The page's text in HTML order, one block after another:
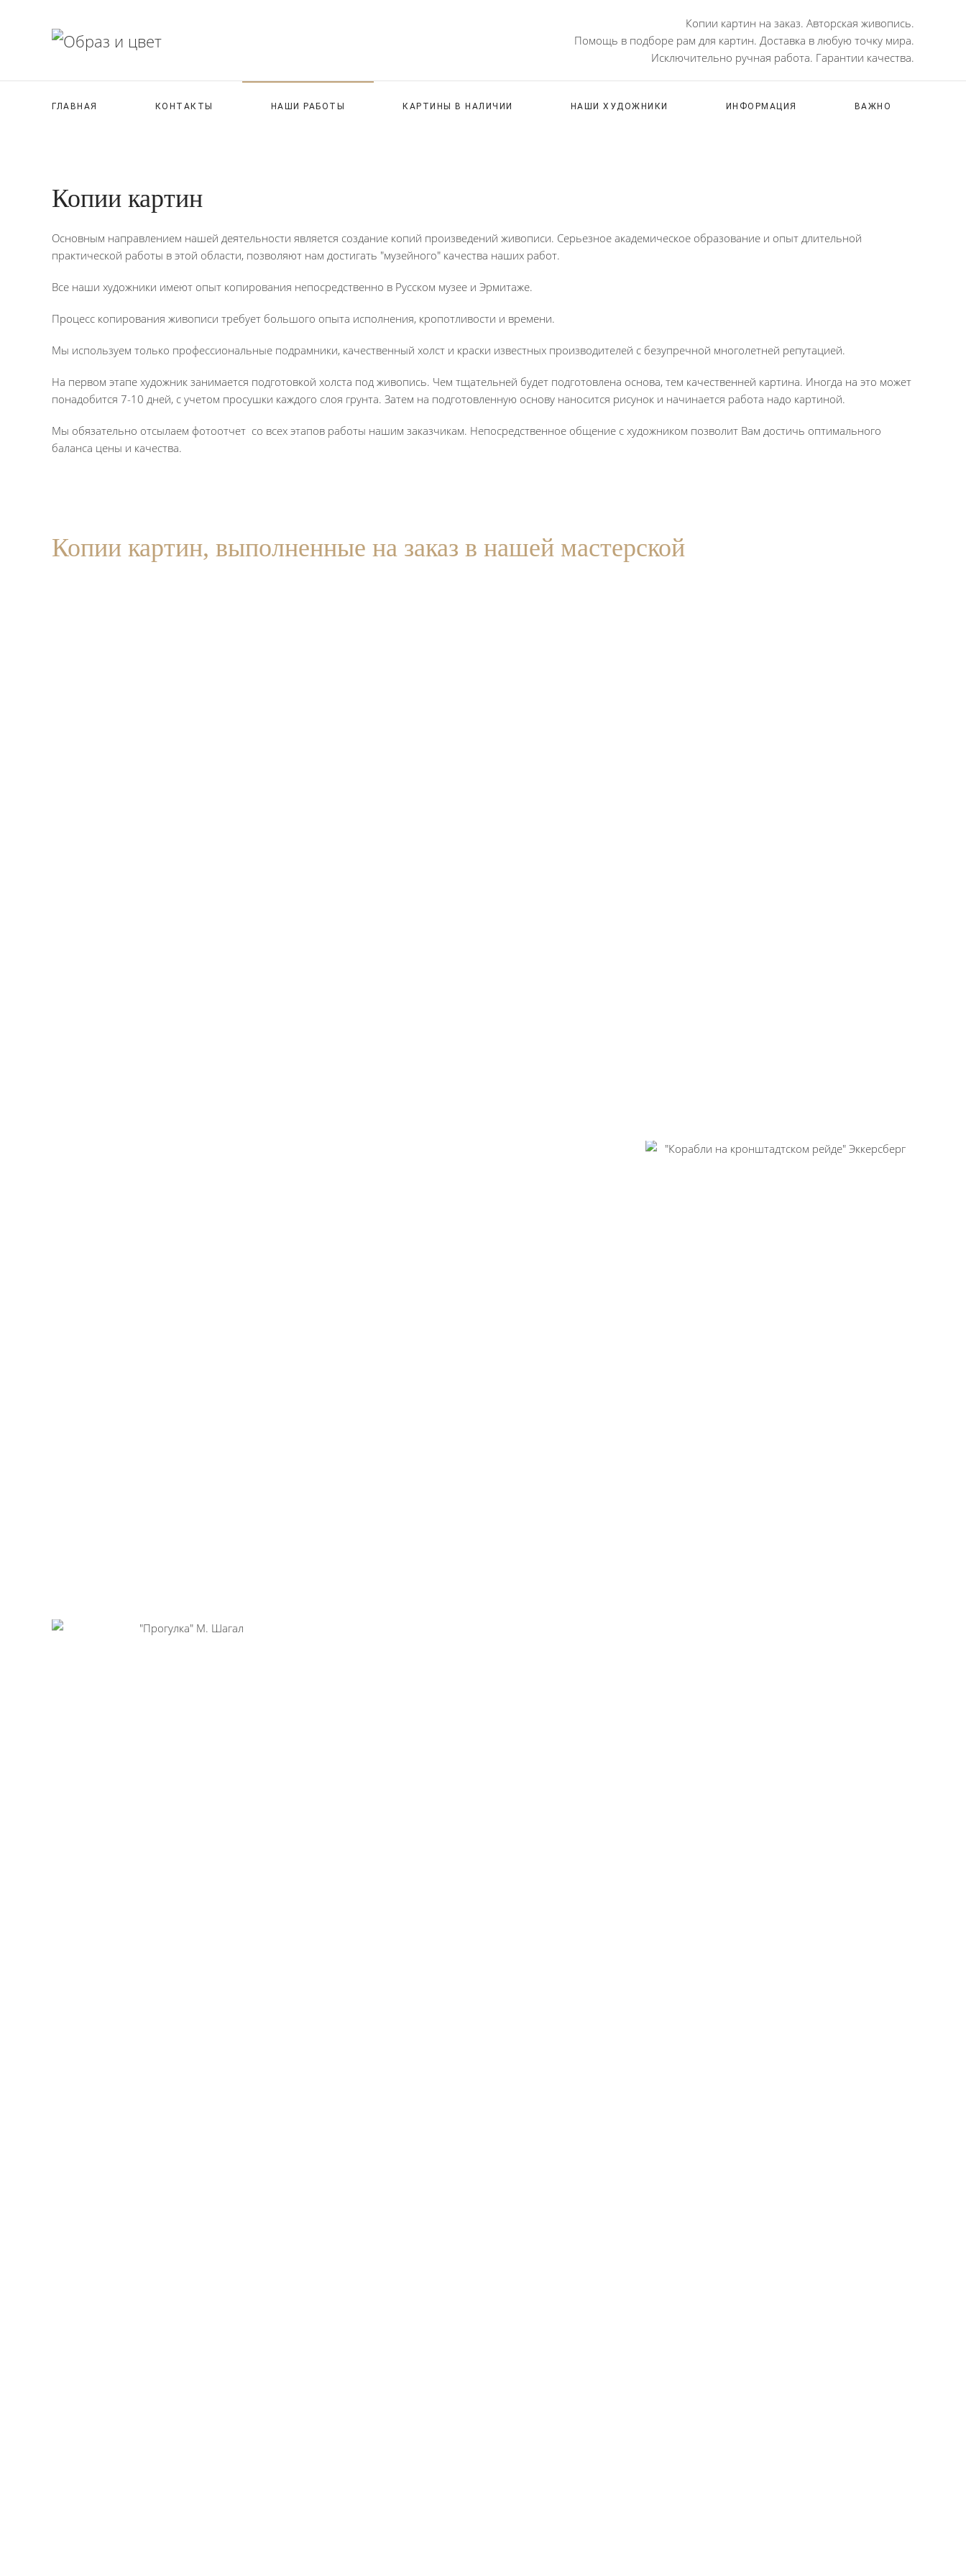
Копии картин на заказ. Авторская живопись.
Помощь в подборе рам для картин. Доставка в любую точку мира.
Исключительно ручная работа. Гарантии качества.
ГЛАВНАЯ КОНТАКТЫ НАШИ РАБОТЫ КАРТИНЫ В НАЛИЧИИ НАШИ ХУДОЖНИКИ ИНФОРМАЦИЯ ВАЖНО
Копии картин
Основным направлением нашей деятельности является создание копий произведений живописи. Серьезное академическое образование и опыт длительной
практической работы в этой области, позволяют нам достигать "музейного" качества наших работ.
Все наши художники имеют опыт копирования непосредственно в Русском музее и Эрмитаже.
Процесс копирования живописи требует большого опыта исполнения, кропотливости и времени.
Мы используем только профессиональные подрамники, качественный холст и краски известных производителей с безупречной многолетней репутацией.
На первом этапе художник занимается подготовкой холста под живопись. Чем тщательней будет подготовлена основа, тем качественней картина. Иногда на это может
понадобится 7-10 дней, с учетом просушки каждого слоя грунта. Затем на подготовленную основу наносится рисунок и начинается работа надо картиной.
Мы обязательно отсылаем фотоотчет со всех этапов работы нашим заказчикам. Непосредственное общение с художником позволит Вам достичь оптимального
баланса цены и качества.
Копии картин, выполненные на заказ в нашей мастерской